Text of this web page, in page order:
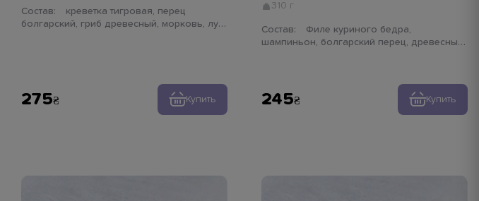
Состав:
болгарский, гриб древесный, морковь, лук
275 Купить
310 г
Состав:
шампиньон, болгарский перец, древесный
245 Купить